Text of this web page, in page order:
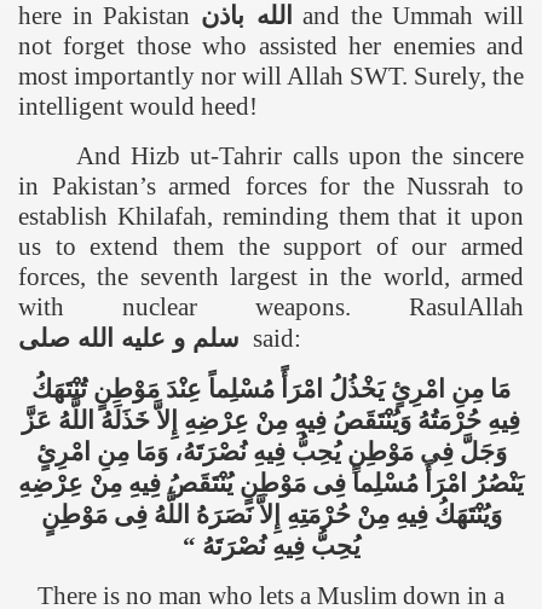
here inPakistan باذن الله and the Ummah will
not forget those who assisted her enemies and
most importantly nor will Allah SWT. Surely, the
intelligent would heed!
And Hizb ut-Tahrir calls upon the sincere
in Pakistan’s armed forces for the Nussrah to
establish Khilafah, reminding them that it upon
us to extend them the support of our armed
forces, the seventh largest in the world, armed
with nuclear weapons. RasulAllah
صلى الله عليه و سلم said:
مَا مِنِ امْرِئٍ يَخْذُلُ امْرَأً مُسْلِماً عِنْدَ مَوْطِنٍ تُنْتَهَكُ
فِيهِ حُرْمَتُهُ وَيُنْتَقَصُ فِيهِ مِنْ عِرْضِهِ إِلاَّ خَذَلَهُ اللَّهُ عَزَّ
وَجَلَّ فِى مَوْطِنٍ يُحِبُّ فِيهِ نُصْرَتَهُ، وَمَا مِنِ امْرِئٍ
يَنْصُرُ امْرَأً مُسْلِماً فِى مَوْطِنٍ يُنْتَقَصُ فِيهِ مِنْ عِرْضِهِ
وَيُنْتَهَكُ فِيهِ مِنْ حُرْمَتِهِ إِلاَّ نَصَرَهُ اللَّهُ فِى مَوْطِنٍ
يُحِبُّ فِيهِ نُصْرَتَهُ “
There is no man who lets a Muslim down in a